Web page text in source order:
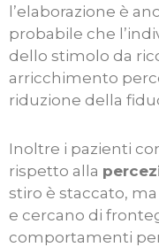
l’elaborazione è
probabile che
dello stimolo da
arricchimento
riduzione della
Inoltre i pazienti
rispetto alla
stiro è staccato,
e cercano di
comportamenti